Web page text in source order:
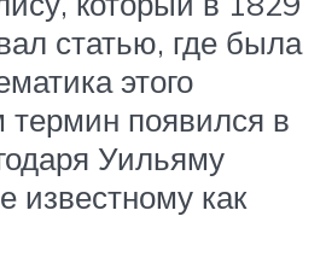
статью, где была
этого
термин появился в
Уильяму
известному как